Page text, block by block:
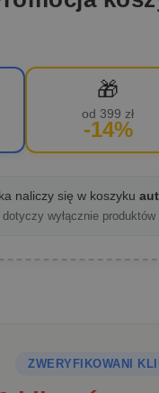
🎁
od 399 zł
-14%
naliczy się w koszyku
dotyczy wyłącznie
ZWERYFIKOWANI